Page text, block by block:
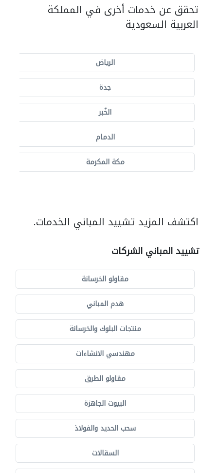
تحقق عن خدمات أخرى في المملكة
العربية السعودية
الرياض
جدة
الخُبر
الدمام
مكة المكرمة
اكتشف المزيد تشييد المباني الخدمات.
تشييد المباني الشركات
مقاولو الخرسانة
هدم المباني
منتجات البلوك والخرسانة
مهندسي الانشاءات
مقاولو الطرق
البيوت الجاهزة
سحب الحديد والفولاذ
السقالات